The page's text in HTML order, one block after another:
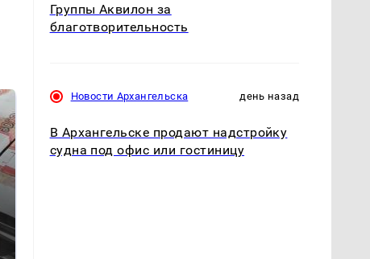
Группы Аквилон за
благотворительность
Новости Архангельска день назад
В Архангельске продают надстройку
судна под офис или гостиницу